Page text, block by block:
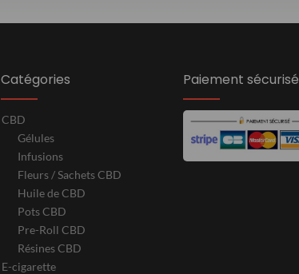
Catégories
CBD
Gélules
Infusions
Fleurs / Sachets CBD
Huile de CBD
Pots CBD
Pre-Roll CBD
Résines CBD
E-cigarette
Paiement sécurisé